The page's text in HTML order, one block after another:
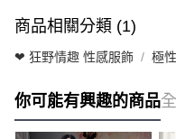
商品相關分類 (1)
❤ 狂野情趣 性感服飾 極
你可能有興趣的商品